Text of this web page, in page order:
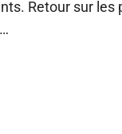
Retour sur les